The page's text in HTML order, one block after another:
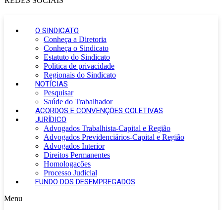
O SINDICATO
Conheça a Diretoria
Conheça o Sindicato
Estatuto do Sindicato
Politica de privacidade
Regionais do Sindicato
NOTÍCIAS
Pesquisar
Saúde do Trabalhador
ACORDOS E CONVENÇÕES COLETIVAS
JURÍDICO
Advogados Trabalhista-Capital e Região
Advogados Previdenciários-Capital e Região
Advogados Interior
Direitos Permanentes
Homologações
Processo Judicial
FUNDO DOS DESEMPREGADOS
Menu